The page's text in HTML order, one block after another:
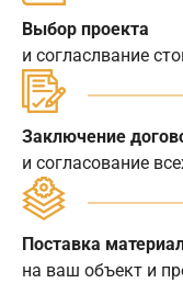
Выбор проекта
и согласлвание
Заключение
и согласование
Поставка
на ваш объект и